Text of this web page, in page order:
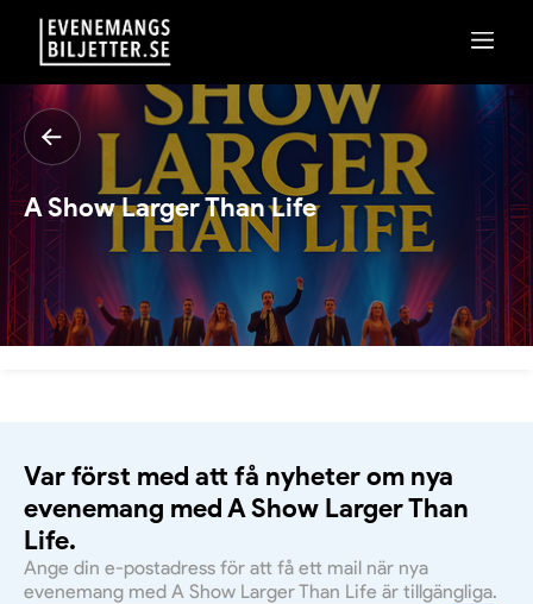
A Show Larger Than Life
Var först med att få nyheter om nya
evenemang med A Show Larger Than
Life.
Ange din e-postadress för att få ett mail när nya
evenemang med A Show Larger Than Life är tillgängliga.